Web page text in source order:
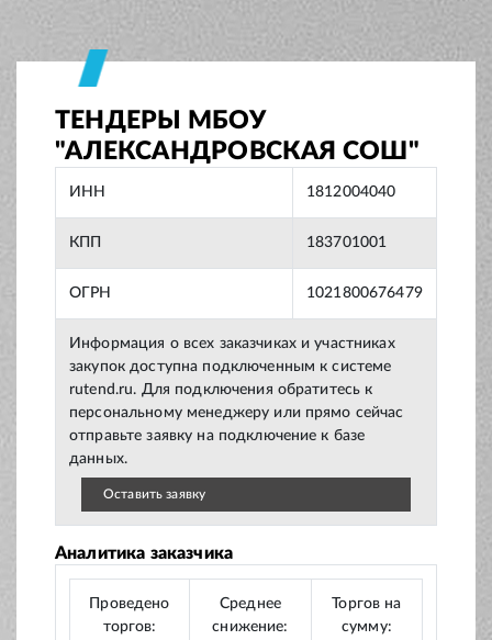
ТЕНДЕРЫ МБОУ
"АЛЕКСАНДРОВСКАЯ СОШ"
ИНН 1812004040
КПП 183701001
ОГРН 1021800676479
Информация о всех заказчиках и участниках
закупок доступна подключенным к системе
rutend.ru. Для подключения обратитесь к
персональному менеджеру или прямо сейчас
отправьте заявку на подключение к базе
данных.
Оставить заявку
Аналитика заказчика
Проведено
торгов:
Среднее
снижение:
Торгов на
сумму: